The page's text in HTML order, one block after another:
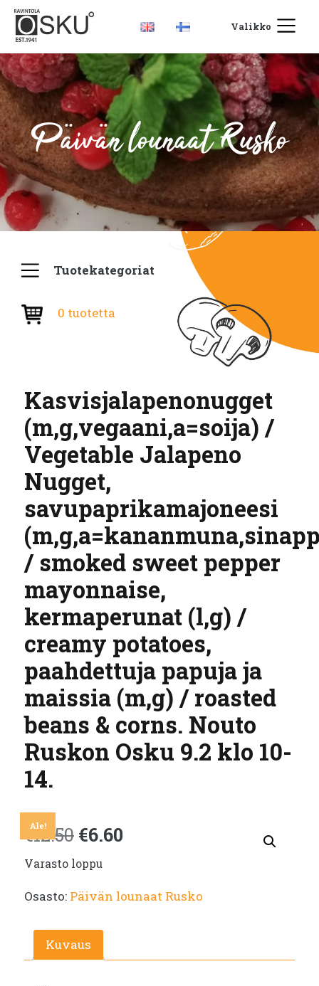
Valikko
Päivän lounaat Rusko
Tuotekategoriat
0 tuotetta
Kasvisjalapenonugget
(m,g,vegaani,a=soija) /
Vegetable Jalapeno
Nugget,
savupaprikamajoneesi
/ smoked sweet pepper
mayonnaise,
kermaperunat (l,g) /
creamy potatoes,
paahdettuja papuja ja
maissia (m,g) / roasted
beans & corns. Nouto
Ruskon Osku 9.2 klo 10-
14.
Ale!
€12.50 Alkuperäinen
hinta
oli:
€12.50.
€6.60
on:
Varasto loppu
Osasto: Päivän lounaat Rusko
Kuvaus